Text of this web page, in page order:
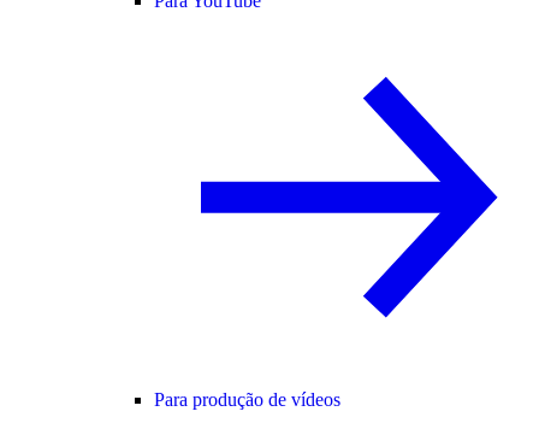
Para produção de vídeos